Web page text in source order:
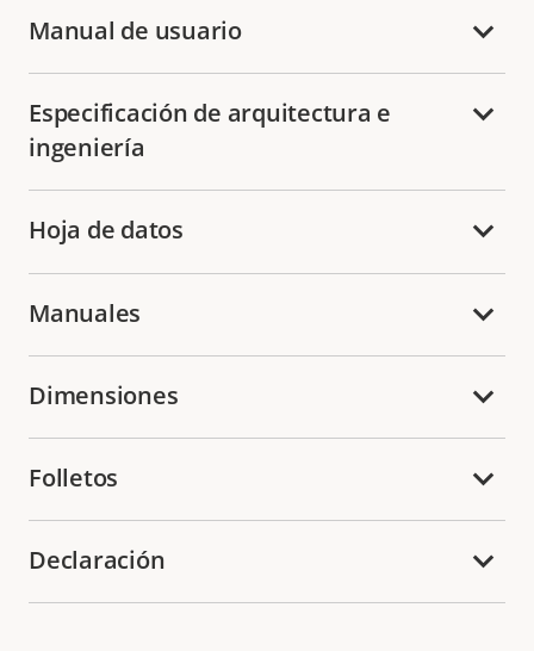
Manual de usuario
Especificación de arquitectura e
ingeniería
Hoja de datos
Manuales
Dimensiones
Folletos
Declaración